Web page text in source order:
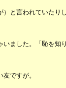
と言われていたり
ました。「恥を知
ですが。